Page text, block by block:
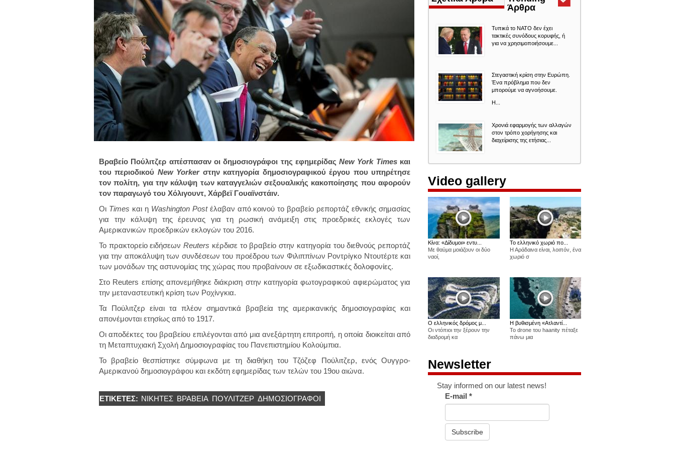
Βραβείο Πούλιτζερ απέσπασαν οι δημοσιογράφοι της εφημερίδαςNew York Timesκαι
του περιοδικού New Yorkerστην κατηγορία δημοσιογραφικού έργου που υπηρέτησε
τον πολίτη, για την κάλυψη των καταγγελιών σεξουαλικής κακοποίησης που αφορούν
τον παραγωγό του Χόλιγουντ, Χάρβεϊ Γουαϊνστάιν.
Οι Times και ηWashington Post έλαβαν από κοινού το βραβείο ρεπορτάζ εθνικής σημασίας
για την κάλυψη της έρευνας για τη ρωσική ανάμειξη στις προεδρικές εκλογές των
Αμερικανικών προεδρικών εκλογών του 2016.
Το πρακτορείο ειδήσεωνReuters κέρδισε το βραβείο στην κατηγορία του διεθνούς ρεπορτάζ
για την αποκάλυψη των συνδέσεων του προέδρου των Φιλιππίνων Ροντρίγκο Ντουτέρτε και
των μονάδων της αστυνομίας της χώρας που προβαίνουν σε εξωδικαστικές δολοφονίες.
Στο Reuters επίσης απονεμήθηκε διάκριση στην κατηγορία φωτογραφικού αφιερώματος για
την μεταναστευτική κρίση των Ροχίνγκια.
Τα Πούλιτζερ είναι τα πλέον σημαντικά βραβεία της αμερικανικής δημοσιογραφίας και
απονέμονται ετησίως από το 1917.
Οι αποδέκτες του βραβείου επιλέγονται από μια ανεξάρτητη επιτροπή, η οποία διοικείται από
τη Μεταπτυχιακή Σχολή Δημοσιογραφίας του Πανεπιστημίου Κολούμπια.
Το βραβείο θεσπίστηκε σύμφωνα με τη διαθήκη του Τζόζεφ Πούλιτζερ, ενός Ουγγρο-
Αμερικανού δημοσιογράφου και εκδότη εφημερίδας των τελών του 19ου αιώνα.
ΕΤΙΚΈΤΕΣ: ΝΙΚΗΤΈΣ ΒΡΑΒΕΙΑ ΠΟΥΛΙΤΖΕΡ ΔΗΜΟΣΙΟΓΡΆΦΟΙ
Άρθρα(ενεργή
Τυπικά το ΝΑΤΟ δεν έχει
τακτικές συνόδους κορυφής, ή
για να χρησιμοποιήσουμε...
Στεγαστική κρίση στην Ευρώπη.
Ένα πρόβλημα που δεν
μπορούμε να αγνοήσουμε.
Η...
Χρονιά εφαρμογής των αλλαγών
στον τρόπο χορήγησης και
διαχείρισης της ετήσιας...
Video gallery
Κίνα: «Δίδυμοι» εντυ...
Με θαύμα μοιάζουν οι δύο
ναοί,
Το ελληνικό χωριό πο...
Η Αράδαινα είναι, λοιπόν, ένα
χωριό σ
Ο ελληνικός δρόμος μ...
Οι ντόπιοι την ξέρουν την
διαδρομή κα
Η βυθισμένη «Ατλαντί...
Το drone του haanity πέταξε
πάνω μια
Newsletter
Stay informed on our latest news!
E-mail*
Subscribe